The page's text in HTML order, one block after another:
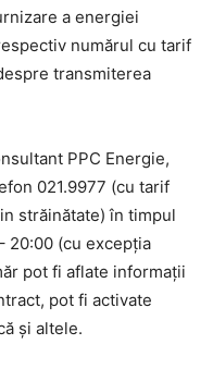
a energiei
numărul cu tarif
transmiterea
PPC Energie,
021.9977 (cu tarif
străinătate) în timpul
20:00 (cu excepția
pot fi aflate informații
pot fi activate
și altele.